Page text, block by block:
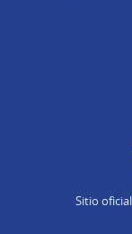
Sitio